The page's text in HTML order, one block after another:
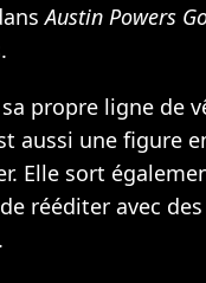
Austin Powers
propre ligne de
aussi une figure
Elle sort
rééditer avec
.